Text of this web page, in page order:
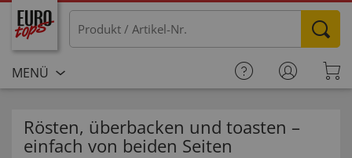
MENÜ
Rösten, überbacken und toasten –
einfach von beiden Seiten